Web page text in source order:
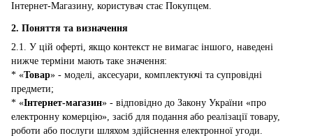
Інтернет-Магазину, користувач стає Покупцем.
2. Поняття та визначення
2.1. У цій оферті, якщо контекст не вимагає іншого, наведені
нижче терміни мають таке значення:
* «Товар» - моделі, аксесуари, комплектуючі та супровідні
предмети;
* «Інтернет-магазин» - відповідно до Закону України «про
електронну комерцію», засіб для подання або реалізації товару,
роботи або послуги шляхом здійснення електронної угоди.